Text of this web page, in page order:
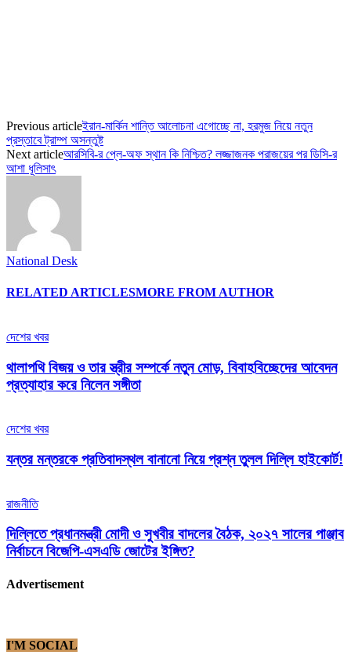
Previous articleইরান-মার্কিন শান্তি আলোচনা এগোচ্ছে না, হরমুজ নিয়ে নতুন
প্রস্তাবে ট্রাম্প অসন্তুষ্ট
Next articleআরসিবি-র প্লে-অফ স্থান কি নিশ্চিত? লজ্জাজনক পরাজয়ের পর ডিসি-র
আশা ধূলিসাৎ
National Desk
RELATED ARTICLESMORE FROM AUTHOR
দেশের খবর
থালাপথি বিজয় ও তার স্ত্রীর সম্পর্কে নতুন মোড়, বিবাহবিচ্ছেদের আবেদন
প্রত্যাহার করে নিলেন সঙ্গীতা
দেশের খবর
যন্তর মন্তরকে প্রতিবাদস্থল বানানো নিয়ে প্রশ্ন তুলল দিল্লি হাইকোর্ট!
রাজনীতি
দিল্লিতে প্রধানমন্ত্রী মোদী ও সুখবীর বাদলের বৈঠক, ২০২৭ সালের পাঞ্জাব
নির্বাচনে বিজেপি-এসএডি জোটের ইঙ্গিত?
Advertisement
I'M SOCIAL